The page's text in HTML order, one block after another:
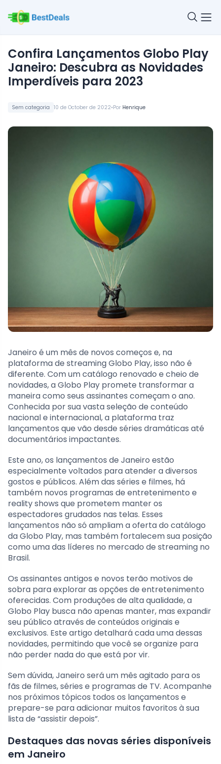
Sem categoria 10 de October de 2022•Por Henrique
Confira Lançamentos Globo Play
Janeiro: Descubra as Novidades
Imperdíveis para 2023
Janeiro é um mês de novos começos e, na
plataforma de streaming Globo Play, isso não é
diferente. Com um catálogo renovado e cheio de
novidades, a Globo Play promete transformar a
maneira como seus assinantes começam o ano.
Conhecida por sua vasta seleção de conteúdo
nacional e internacional, a plataforma traz
lançamentos que vão desde séries dramáticas até
documentários impactantes.
Este ano, os lançamentos de Janeiro estão
especialmente voltados para atender a diversos
gostos e públicos. Além das séries e filmes, há
também novos programas de entretenimento e
reality shows que prometem manter os
espectadores grudados nas telas. Esses
lançamentos não só ampliam a oferta do catálogo
da Globo Play, mas também fortalecem sua posição
como uma das líderes no mercado de streaming no
Brasil.
Os assinantes antigos e novos terão motivos de
sobra para explorar as opções de entretenimento
oferecidas. Com produções de alta qualidade, a
Globo Play busca não apenas manter, mas expandir
seu público através de conteúdos originais e
exclusivos. Este artigo detalhará cada uma dessas
novidades, permitindo que você se organize para
não perder nada do que está por vir.
Sem dúvida, Janeiro será um mês agitado para os
fãs de filmes, séries e programas de TV. Acompanhe
nos próximos tópicos todos os lançamentos e
prepare-se para adicionar muitos favoritos à sua
lista de “assistir depois”.
Destaques das novas séries disponíveis
em Janeiro